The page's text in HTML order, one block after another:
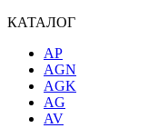
КАТАЛОГ
AP
AGN
AGK
AG
AV